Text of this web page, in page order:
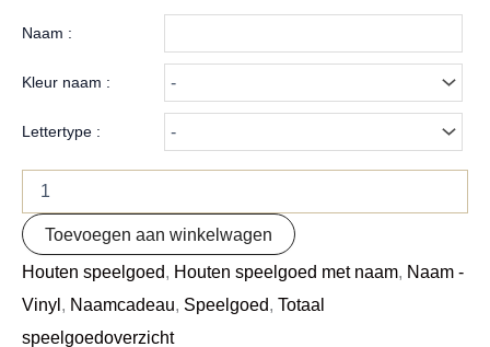
Naam :
Kleur naam :
Lettertype :
Toevoegen aan winkelwagen
Houten speelgoed, Houten speelgoed met naam, Naam -
Vinyl, Naamcadeau, Speelgoed, Totaal
speelgoedoverzicht